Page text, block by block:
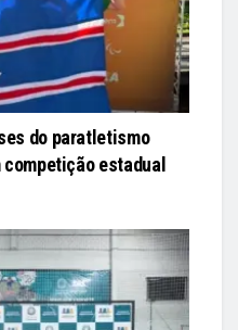
do paratletismo
estadual